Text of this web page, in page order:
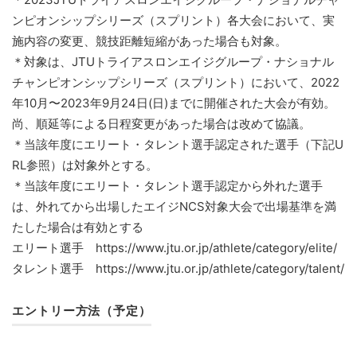
ンピオンシップシリーズ（スプリント）各大会において、実
施内容の変更、競技距離短縮があった場合も対象。
＊対象は、JTUトライアスロンエイジグループ・ナショナル
チャンピオンシップシリーズ（スプリント）において、2022
年10月〜2023年9月24日(日)までに開催された大会が有効。
尚、順延等による日程変更があった場合は改めて協議。
＊当該年度にエリート・タレント選手認定された選手（下記U
RL参照）は対象外とする。
＊当該年度にエリート・タレント選手認定から外れた選手
は、外れてから出場したエイジNCS対象大会で出場基準を満
たした場合は有効とする
エリート選手 https://www.jtu.or.jp/athlete/category/elite/
タレント選手 https://www.jtu.or.jp/athlete/category/talent/
エントリー方法（予定）